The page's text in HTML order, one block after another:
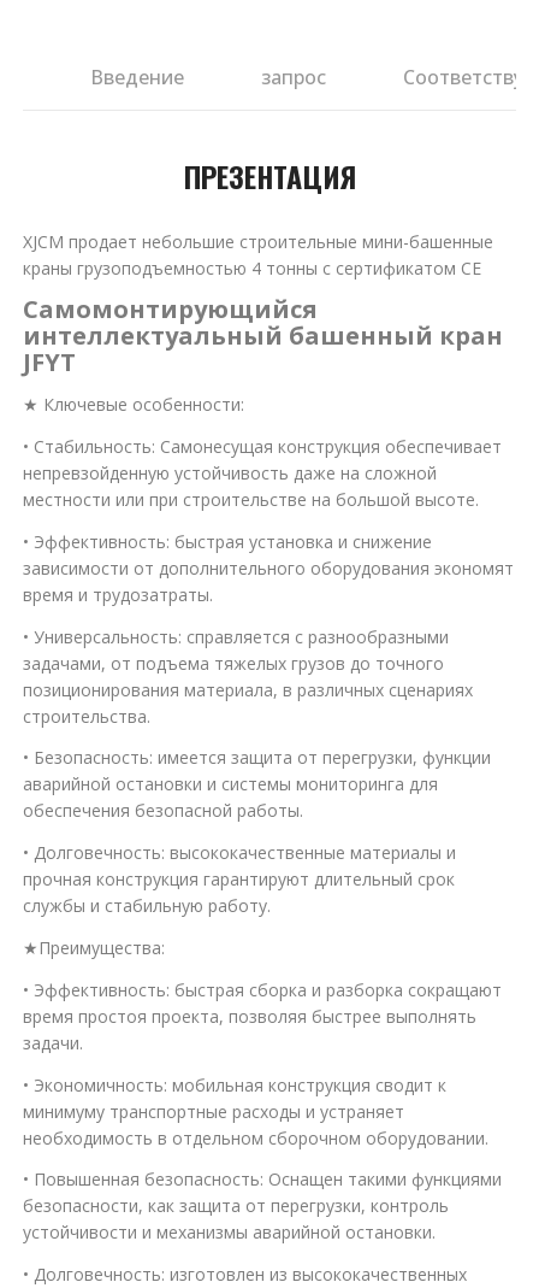
Введение запрос
ПРЕЗЕНТАЦИЯ
XJCM продает небольшие строительные мини-башенные
краны грузоподъемностью 4 тонны с сертификатом CE
Самомонтирующийся
интеллектуальный башенный кран
JFYT
★ Ключевые особенности:
• Стабильность: Самонесущая конструкция обеспечивает
непревзойденную устойчивость даже на сложной
местности или при строительстве на большой высоте.
• Эффективность: быстрая установка и снижение
зависимости от дополнительного оборудования экономят
время и трудозатраты.
• Универсальность: справляется с разнообразными
задачами, от подъема тяжелых грузов до точного
позиционирования материала, в различных сценариях
строительства.
• Безопасность: имеется защита от перегрузки, функции
аварийной остановки и системы мониторинга для
обеспечения безопасной работы.
• Долговечность: высококачественные материалы и
прочная конструкция гарантируют длительный срок
службы и стабильную работу.
★Преимущества:
• Эффективность: быстрая сборка и разборка сокращают
время простоя проекта, позволяя быстрее выполнять
задачи.
• Экономичность: мобильная конструкция сводит к
минимуму транспортные расходы и устраняет
необходимость в отдельном сборочном оборудовании.
• Повышенная безопасность: Оснащен такими функциями
безопасности, как защита от перегрузки, контроль
устойчивости и механизмы аварийной остановки.
• Долговечность: изготовлен из высококачественных